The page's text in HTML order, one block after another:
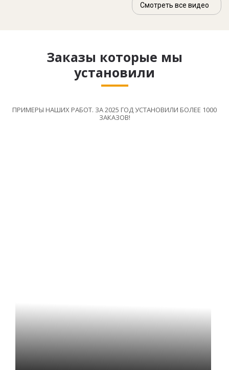
Смотреть все видео
Заказы которые мы
установили
ПРИМЕРЫ НАШИХ РАБОТ. ЗА 2025 ГОД УСТАНОВИЛИ БОЛЕЕ 1000
ЗАКАЗОВ!